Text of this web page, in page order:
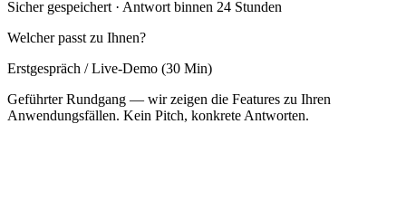
Sicher gespeichert · Antwort binnen 24 Stunden
Welcher passt zu Ihnen?
Erstgespräch / Live-Demo (30 Min)
Geführter Rundgang — wir zeigen die Features zu Ihren
Anwendungsfällen. Kein Pitch, konkrete Antworten.